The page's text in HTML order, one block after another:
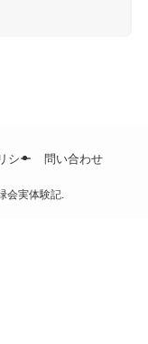
シー 問い合わせ
会実体験記.